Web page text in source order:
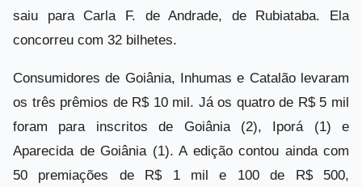
saiu para Carla F. de Andrade, de Rubiataba. Ela
concorreu com 32 bilhetes.
Consumidores de Goiânia, Inhumas e Catalão levaram
os três prêmios de R$ 10 mil. Já os quatro de R$ 5 mil
foram para inscritos de Goiânia (2), Iporá (1) e
Aparecida de Goiânia (1). A edição contou ainda com
50 premiações de R$ 1 mil e 100 de R$ 500,